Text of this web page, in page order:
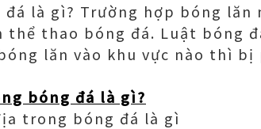
đá là gì? Trường hợp bóng
thể thao bóng đá. Luật bóng
lăn vào khu vực nào thì bị
bóng đá là gì?
trong bóng đá là gì